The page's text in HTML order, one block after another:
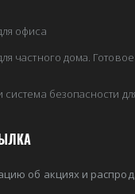
офиса
частного дома.
безопасности
об акциях и